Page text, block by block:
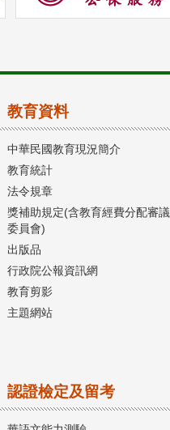
教育資料
中華民國教育現況簡介
教育統計
法令規章
獎補助規定(含教育經費分配審議
委員會)
出版品
行政院公報資訊網
教育剪影
主題網站
認證檢定及留考